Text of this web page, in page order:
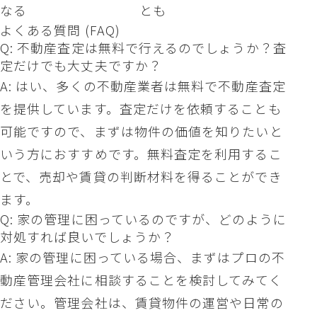
なる
とも
よくある質問 (FAQ)
Q: 不動産査定は無料で行えるのでしょうか？査
定だけでも大丈夫ですか？
A: はい、多くの不動産業者は無料で不動産査定
を提供しています。査定だけを依頼することも
可能ですので、まずは物件の価値を知りたいと
いう方におすすめです。無料査定を利用するこ
とで、売却や賃貸の判断材料を得ることができ
ます。
Q: 家の管理に困っているのですが、どのように
対処すれば良いでしょうか？
A: 家の管理に困っている場合、まずはプロの不
動産管理会社に相談することを検討してみてく
ださい。管理会社は、賃貸物件の運営や日常の